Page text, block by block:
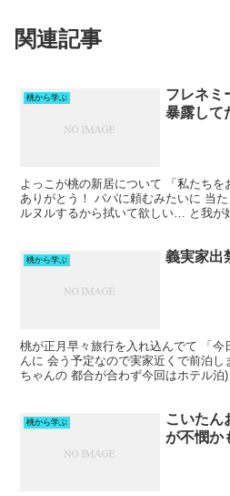
関連記事
桃から学ぶ
フレネミ
暴露して
よっこが桃の新居について 「私たち
ありがとう！ パパに頼むみたいに 当
ルヌルするから拭いて欲しい… と我が
桃から学ぶ 義実家出
桃が正月早々旅行を入れ込んでて 「今
んに 会う予定なので実家近くで前泊
ちゃんの 都合が合わず今回はホテル
桃から学ぶ
こいたん
が不憫か